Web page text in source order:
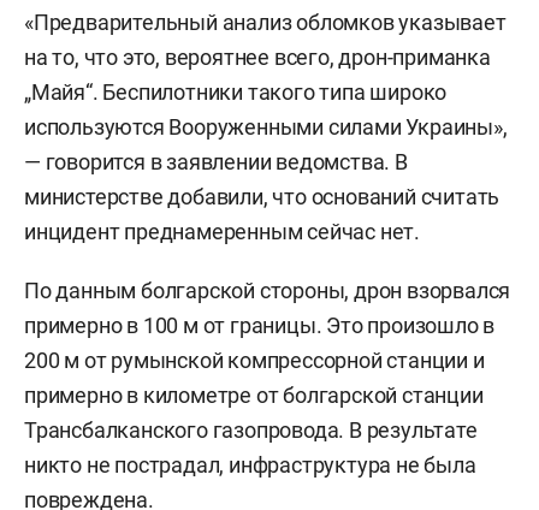
«Предварительный анализ обломков указывает
на то, что это, вероятнее всего, дрон-приманка
„Майя“. Беспилотники такого типа широко
используются Вооруженными силами Украины»,
— говорится в заявлении ведомства. В
министерстве добавили, что оснований считать
инцидент преднамеренным сейчас нет.
По данным болгарской стороны, дрон взорвался
примерно в 100 м от границы. Это произошло в
200 м от румынской компрессорной станции и
примерно в километре от болгарской станции
Трансбалканского газопровода. В результате
никто не пострадал, инфраструктура не была
повреждена.